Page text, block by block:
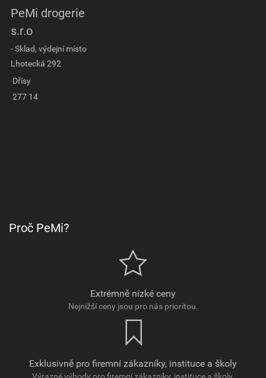
PeMi drogerie
s.r.o
- Sklad, výdejní místo
Lhotecká 292
Dřísy
277 14
Proč PeMi?
Extrémně nízké ceny
Nejnižší ceny jsou pro nás prioritou.
Exklusivně pro firemní zákazníky, instituce a školy